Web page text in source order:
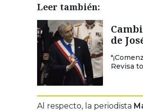
Leer también:
de
Revisa
Al respecto, la periodista